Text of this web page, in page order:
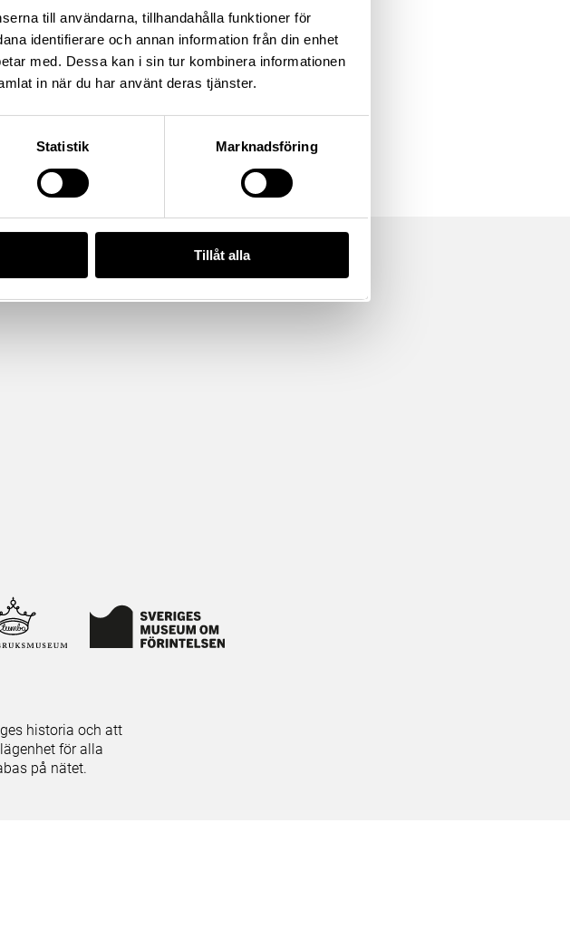
till användarna, tillhandahålla funktioner för
identifierare och annan information från din enhet
med. Dessa kan i sin tur kombinera informationen
in när du har använt deras tjänster.
Statistik Marknadsföring
Tillåt alla
historia och att
för alla
på nätet.